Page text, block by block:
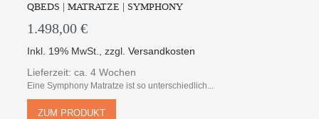
QBEDS | MATRATZE | SYMPHONY
1.498,00 €
Inkl. 19% MwSt. ,zzgl.Versandkosten
Lieferzeit: ca. 4 Wochen
Eine Symphony Matratze ist so unterschiedlich...
ZUM PRODUKT